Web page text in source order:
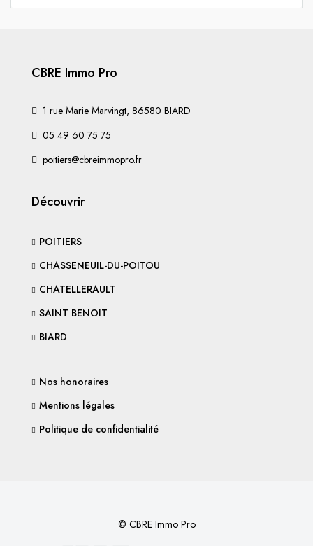
CBRE Immo Pro
1 rue Marie Marvingt, 86580 BIARD
05 49 60 75 75
poitiers@cbreimmopro.fr
Découvrir
POITIERS
CHASSENEUIL-DU-POITOU
CHATELLERAULT
SAINT BENOIT
BIARD
Nos honoraires
Mentions légales
Politique de confidentialité
© CBRE Immo Pro